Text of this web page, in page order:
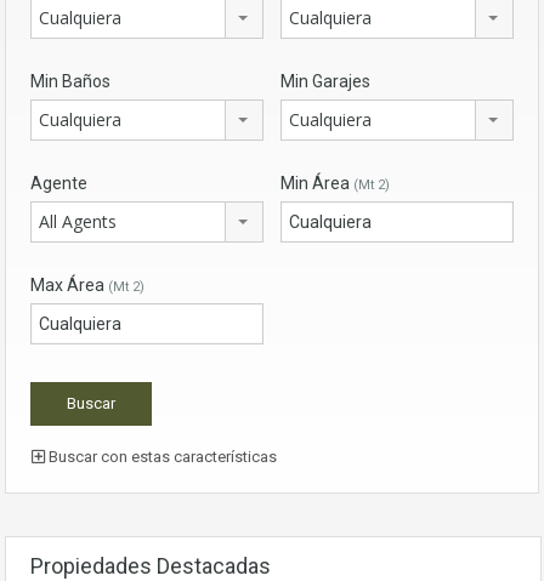
Cualquiera Cualquiera
Min Baños
Cualquiera
Min Garajes
Cualquiera
Agente
All Agents
Min Área (Mt 2)
Max Área (Mt 2)
Buscar con estas características
Propiedades Destacadas